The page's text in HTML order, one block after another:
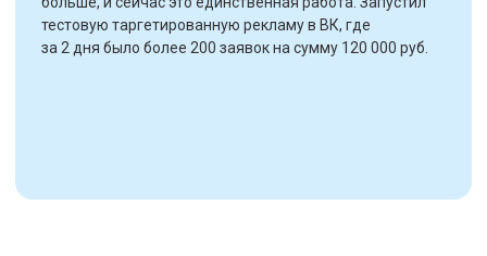
тестовую таргетированную рекламу в ВК, где
за 2 дня было более 200 заявок на сумму 120 000 руб.